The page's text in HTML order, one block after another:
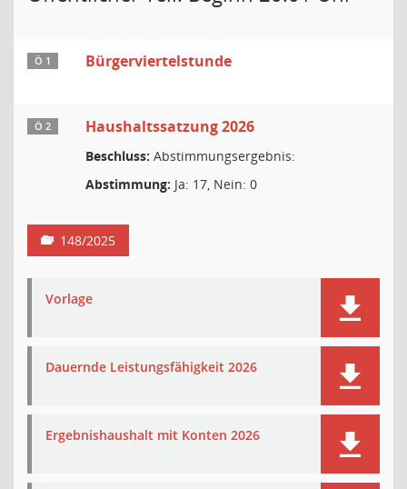
Ö 1 Bürgerviertelstunde
Ö 2 Haushaltssatzung 2026
Beschluss: Abstimmungsergebnis:
Abstimmung: Ja: 17, Nein: 0
148/2025
Vorlage
Dauernde Leistungsfähigkeit 2026
Ergebnishaushalt mit Konten 2026